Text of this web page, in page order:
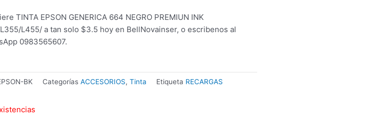
original
era:
$4.5.
actual
es:
$3.5.
TINTA EPSON GENERICA 664 NEGRO PREMIUN INK
L455/ a tan solo $3.5 hoy en BellNovainser, o escribenos al
0983565607.
BK Categorías ACCESORIOS, Tinta Etiqueta RECARGAS